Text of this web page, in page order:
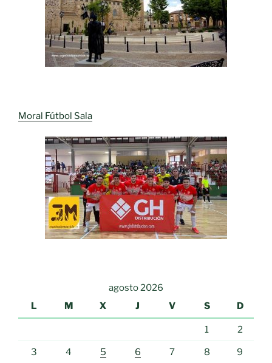
Moral Fútbol Sala
agosto 2026
L
M X J V S D
1 2
3 4 5 6 7 8 9